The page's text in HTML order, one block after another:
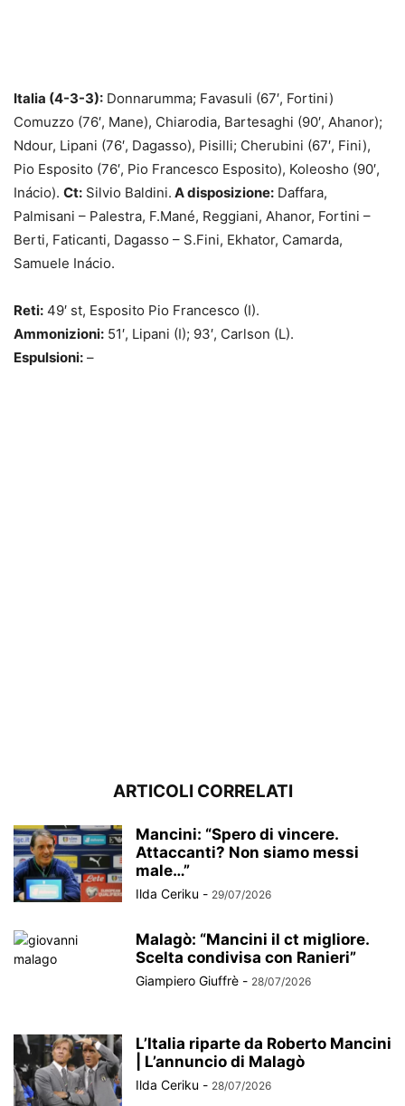
Italia (4-3-3): Donnarumma; Favasuli (67′, Fortini)
Comuzzo (76′, Mane), Chiarodia, Bartesaghi (90′, Ahanor);
Ndour, Lipani (76′, Dagasso), Pisilli; Cherubini (67′, Fini),
Pio Esposito (76′, Pio Francesco Esposito), Koleosho (90′,
Inácio). Ct: Silvio Baldini. A disposizione: Daffara,
Palmisani – Palestra, F.Mané, Reggiani, Ahanor, Fortini –
Berti, Faticanti, Dagasso – S.Fini, Ekhator, Camarda,
Samuele Inácio.
Reti: 49′ st, Esposito Pio Francesco (I).
Ammonizioni: 51′, Lipani (I); 93′, Carlson (L).
Espulsioni: –
ARTICOLI CORRELATI
Mancini: “Spero di vincere.
Attaccanti? Non siamo messi
male…”
Ilda Ceriku - 29/07/2026
Malagò: “Mancini il ct migliore.
Scelta condivisa con Ranieri”
Giampiero Giuffrè - 28/07/2026
L’Italia riparte da Roberto Mancini
| L’annuncio di Malagò
Ilda Ceriku - 28/07/2026